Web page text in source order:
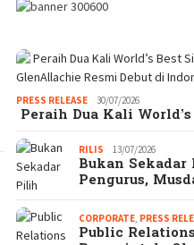
PRESS RELEASE 30/07/2026
Peraih Dua Kali
RILIS 13/07/2026
Bukan
Pengurus,
CORPORATE, PRESS
Public